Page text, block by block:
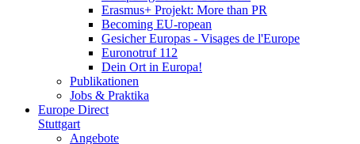
Erasmus+ Projekt: More than PR
Becoming EU-ropean
Gesicher Europas - Visages de l'Europe
Euronotruf 112
Dein Ort in Europa!
Publikationen
Jobs & Praktika
Europe Direct
Stuttgart
Angebote